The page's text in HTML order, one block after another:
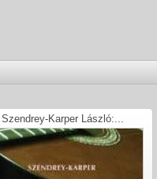
Szendrey-Karper László:...